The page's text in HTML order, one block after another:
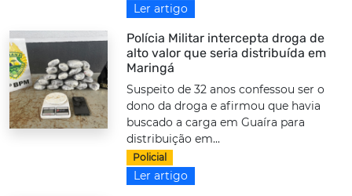
Ler artigo
Polícia Militar intercepta droga de
alto valor que seria distribuída em
Maringá
Suspeito de 32 anos confessou ser o
dono da droga e afirmou que havia
buscado a carga em Guaíra para
distribuição em...
Policial
Ler artigo